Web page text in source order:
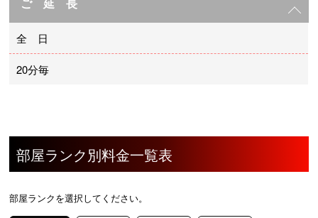
全 日
20分毎
部屋ランク別料金一覧表
部屋ランクを選択してください。